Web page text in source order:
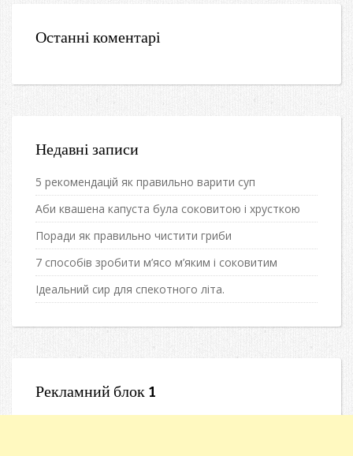
Останні коментарі
Недавні записи
5 рекомендацій як правильно варити суп
Аби квашена капуста була соковитою і хрусткою
Поради як правильно чистити гриби
7 способів зробити м’ясо м’яким і соковитим
Ідеальний сир для спекотного літа.
Рекламний блок 1